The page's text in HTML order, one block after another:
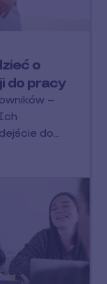
o
do pracy
–
do…